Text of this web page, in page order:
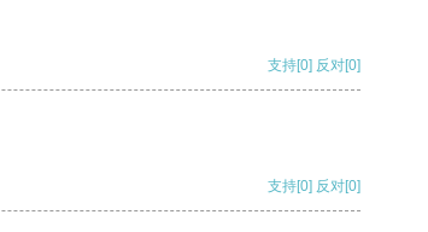
支持[0] 反对[0]
支持[0] 反对[0]